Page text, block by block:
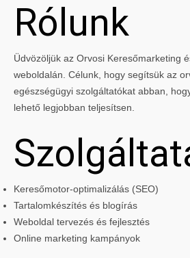
Rólunk
Üdvözöljük az Orvosi Keresőmarketing
weboldalán. Célunk, hogy segítsük az
egészségügyi szolgáltatókat abban,
lehető legjobban teljesítsen.
Keresőmotor-optimalizálás (SEO)
Tartalomkészítés és blogírás
Weboldal tervezés és fejlesztés
Online marketing kampányok